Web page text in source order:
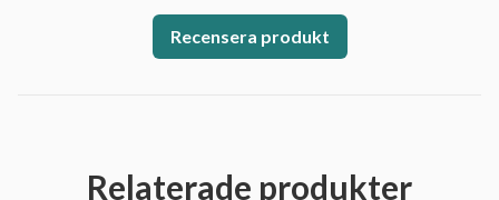
Recensera produkt
Relaterade produkter